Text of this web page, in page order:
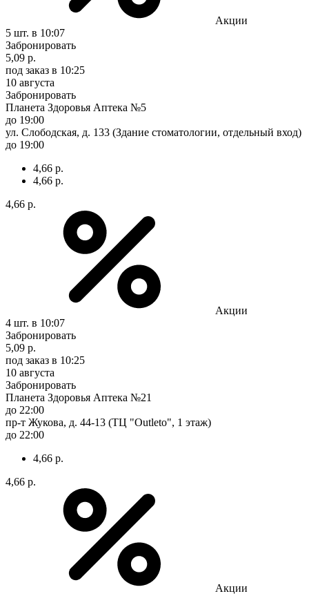
Акции
5 шт. в 10:07
Забронировать
5,09 р.
под заказ в 10:25
10 августа
Забронировать
Планета Здоровья Аптека №5
до 19:00
ул. Слободская, д. 133 (Здание стоматологии, отдельный вход)
до 19:00
4,66 р.
4,66 р.
4,66 р.
Акции
4 шт. в 10:07
Забронировать
5,09 р.
под заказ в 10:25
10 августа
Забронировать
Планета Здоровья Аптека №21
до 22:00
пр-т Жукова, д. 44-13 (ТЦ "Outleto", 1 этаж)
до 22:00
4,66 р.
4,66 р.
Акции